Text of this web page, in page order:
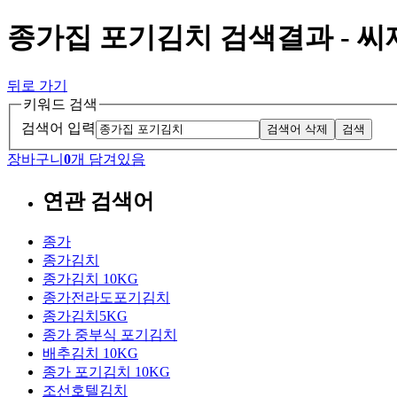
종가집 포기김치 검색결과 - 씨
뒤로 가기
키워드 검색
검색어 입력
검색어 삭제 검색
장바구니 0개 담겨있음
연관 검색어
종가
종가김치
종가김치 10KG
종가전라도포기김치
종가김치5KG
종가 중부식 포기김치
배추김치 10KG
종가 포기김치 10KG
조선호텔김치